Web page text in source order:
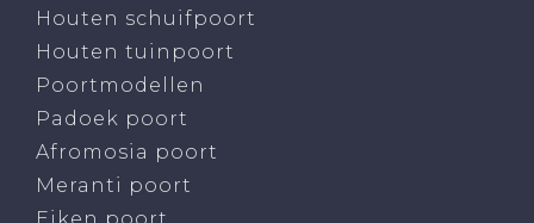
Houten schuifpoort
Houten tuinpoort
Poortmodellen
Padoek poort
Afromosia poort
Meranti poort
Eiken poort